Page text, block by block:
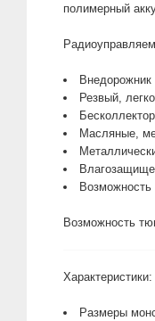
полимерный
Внедорожник
Резвый,
Масляные,
Возможность
Возможность
Характеристики:
Размеры